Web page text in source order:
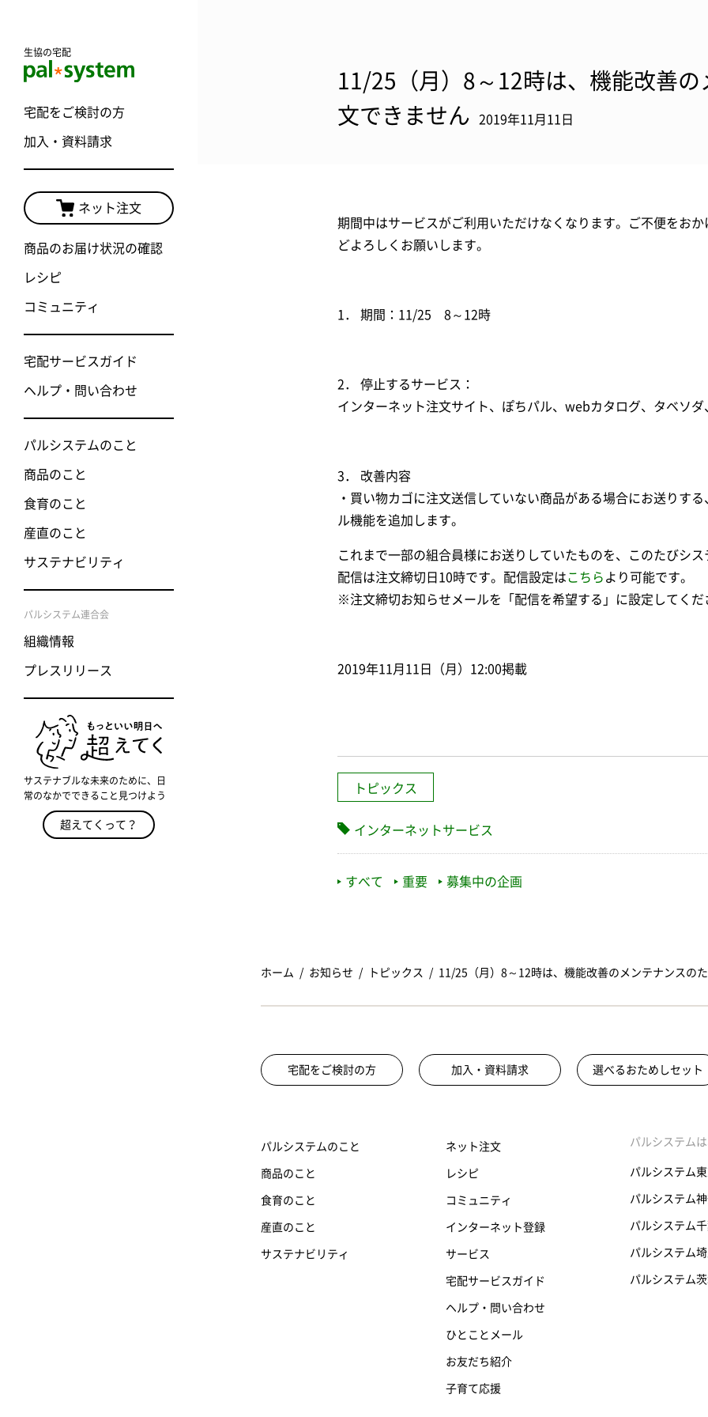
生協の宅配
宅配をご検討の方
加入・資料請求
ネット注文
商品のお届け状況の確認
レシピ
コミュニティ
宅配サービスガイド
ヘルプ・問い合わせ
パルシステムのこと
商品のこと
食育のこと
産直のこと
サステナビリティ
パルシステム連合会
組織情報
プレスリリース
サステナブルな未来のために、日
常のなかでできること見つけよう
超えてくって？
11/25（月）8～12時は、機能改善の
文できません
2019年11月11日
期間中はサービスがご利用いただけなくなります。ご不便をお
どよろしくお願いします。
1． 期間：11/25 8～12時
2． 停止するサービス：
インターネット注文サイト、ぽちパル、webカタログ、タベソ
3． 改善内容
・買い物カゴに注文送信していない商品がある場合にお送りす
ル機能を追加します。
これまで一部の組合員様にお送りしていたものを、このたびシス
配信は注文締切日10時です。配信設定はこちら より可能です。
※注文締切お知らせメールを「配信を希望する」に設定してくだ
2019年11月11日（月）12:00掲載
トピックス
インターネットサービス
すべて 重要 募集中の企画
ホーム お知らせ トピックス 11/25（月）8～12時は、機能改善のメンテナンスの
宅配をご検討の方 加入・資料請求 選べるおためしセット
パルシステムのこと
商品のこと
食育のこと
産直のこと
サステナビリティ
ネット注文
レシピ
コミュニティ
インターネット登録
サービス
宅配サービスガイド
ヘルプ・問い合わせ
ひとことメール
お友だち紹介
子育て応援
パルシステム
パルシステム
パルシステム神
パルシステム
パルシステム
パルシステム